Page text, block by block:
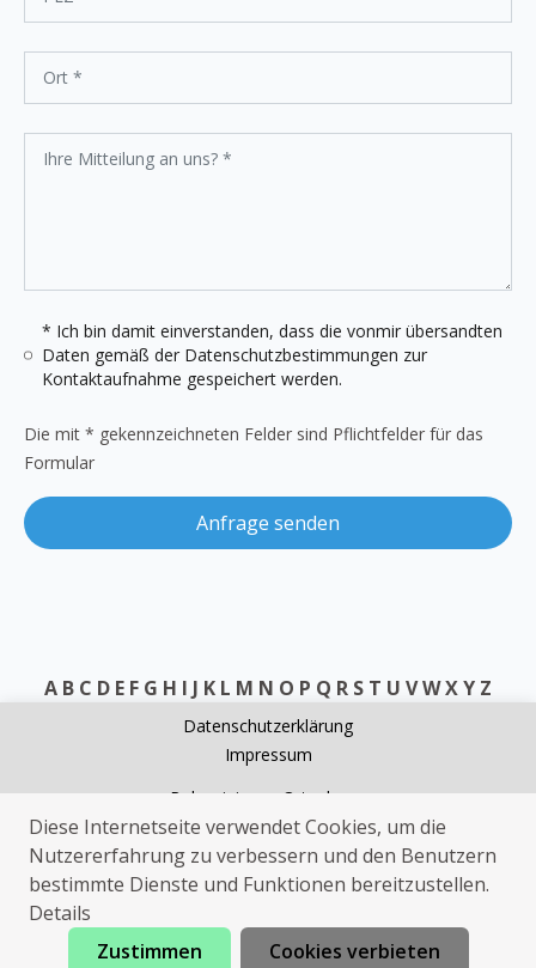
* Ich bin damit einverstanden, dass die vonmir übersandten
Daten gemäß der Datenschutzbestimmungen zur
Kontaktaufnahme gespeichert werden.
Die mit * gekennzeichneten Felder sind Pflichtfelder für das
Formular
Anfrage senden
A B C D E F G H I J K L M N O P Q R S T U VWXY Z
Datenschutzerklärung
Impressum
Rohrreinigung Ortenberg
Kammerjäger Ortenberg
Wespen Ortenberg
Elektriker Ortenberg
Jetzt anrufen
Diese Internetseite verwendet Cookies, um die
Nutzererfahrung zu verbessern und den Benutzern
bestimmte Dienste und Funktionen bereitzustellen.
Details
Zustimmen
Cookies verbieten